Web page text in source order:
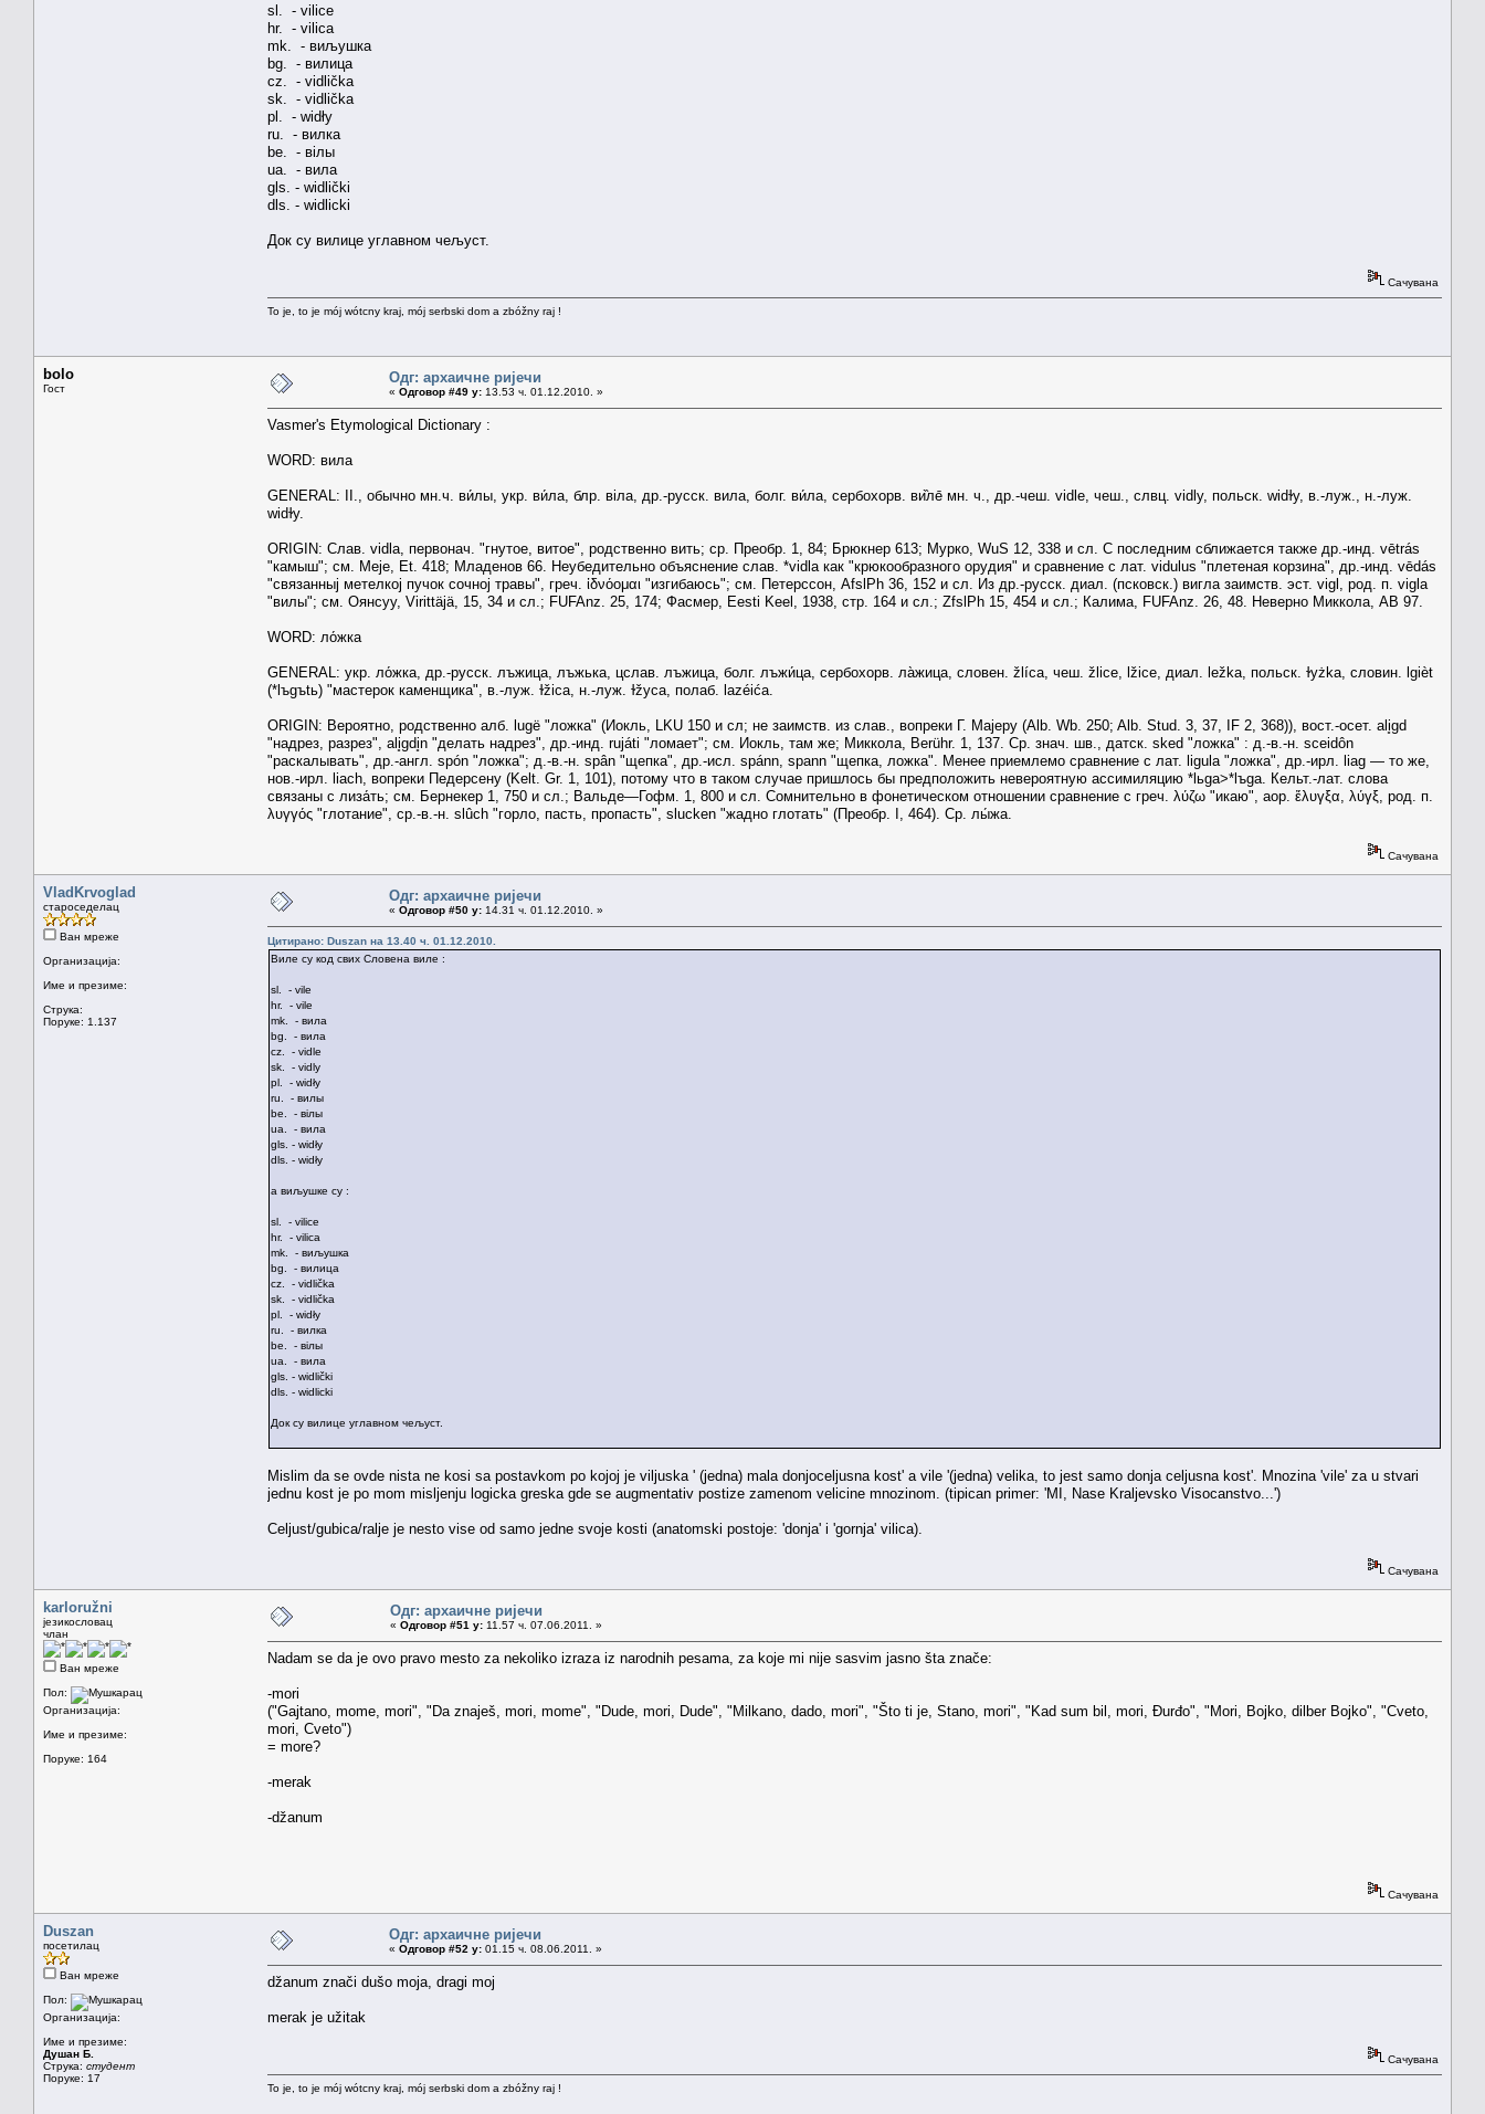
sl. - vilice
hr. - vilicа
mk. - виљушка
bg. - вилица
cz. - vidlička
sk. - vidlička
pl. - widły
ru. - вилка
be. - вілы
ua. - вила
gls. - widlički
dls. - widlicki
Док су вилице углавном чељуст.
Сачувана
To je, to je mój wótcny kraj, mój serbski dom a zbóžny raj !
bolo
Гост
Одг: архаичне ријечи
« Одговор #49 у: 13.53 ч. 01.12.2010. »
Vasmer's Etymological Dictionary :
WORD: вила
GENERAL: II., обычно мн.ч. ви́лы, укр. ви́ла, блр. вiла, др.-русск. вила, болг. ви́ла, сербохорв. ви̏ле̄ мн. ч., др.-чеш. vidle, чеш., слвц. vidly, польск. widɫy, в.-луж., н.-луж.
widɫy.
ORIGIN: Слав. vidla, первонач. "гнутое, витое", родственно вить; ср. Преобр. 1, 84; Брюкнер 613; Мурко, WuS 12, 338 и сл. С последним сближается также др.-инд. vētrás
"камыш"; см. Меjе, Et. 418; Младенов 66. Неубедительно объяснение слав. *vidla как "крюкообразного орудия" и сравнение с лат. vidulus "плетеная корзина", др.-инд. vēdás
"связанныj метелкоj пучок сочноj травы", греч. ἰδνόομαι "изгибаюсь"; см. Петерссон, AfslPh 36, 152 и сл. Из др.-русск. диал. (псковск.) вигла заимств. эст. vigl, род. п. vigla
"вилы"; см. Оянсуу, Virittäjä, 15, 34 и сл.; FUFAnz. 25, 174; Фасмер, Eesti Keel, 1938, стр. 164 и сл.; ZfslPh 15, 454 и сл.; Калима, FUFAnz. 26, 48. Неверно Миккола, АВ 97.
WORD: ло́жка
GENERAL: укр. ло́жка, др.-русск. лъжица, лъжька, цслав. лъжица, болг. лъжи́ца, сербохорв. ла̀жица, словен. žlíса, чеш. žliсе, lžiсе, диал. lеžkа, польск. ɫуżkа, словин. lgièt
(*lъgъtь) "мастерок каменщика", в.-луж. ɫžiса, н.-луж. ɫžуса, полаб. lazéića.
ORIGIN: Вероятно, родственно алб. lugë "ложка" (Иокль, LKU 150 и сл; не заимств. из слав., вопреки Г. Маjеру (Alb. Wb. 250; Alb. Stud. 3, 37, IF 2, 368)), вост.-осет. ali̥gd
"надрез, разрез", ali̥gdi̥n "делать надрез", др.-инд. rujáti "ломает"; см. Иокль, там же; Миккола, Berühr. 1, 137. Ср. знач. шв., датск. sked "ложка" : д.-в.-н. sceidôn
"раскалывать", др.-англ. spón "ложка"; д.-в.-н. spân "щепка", др.-исл. spánn, sраnn "щепка, ложка". Менее приемлемо сравнение с лат. ligulа "ложка", др.-ирл. liag — то же,
нов.-ирл. liach, вопреки Педерсену (Kelt. Gr. 1, 101), потому что в таком случае пришлось бы предположить невероятную ассимиляцию *lьgа>*lъgа. Кельт.-лат. слова
связаны с лиза́ть; см. Бернекер 1, 750 и сл.; Вальде—Гофм. 1, 800 и сл. Сомнительно в фонетическом отношении сравнение с греч. λύζω "икаю", аор. ἔλυγξα, λύγξ, род. п.
λυγγός "глотание", ср.-в.-н. slûch "горло, пасть, пропасть", slucken "жадно глотать" (Преобр. I, 464). Ср. лы́жа.
Сачувана
VladKrvoglad
староседелац
Ван мреже
Организација:
Име и презиме:
Струка:
Поруке: 1.137
Одг: архаичне ријечи
« Одговор #50 у: 14.31 ч. 01.12.2010. »
Цитирано: Duszan на 13.40 ч. 01.12.2010.
Виле су код свих Словена виле :
sl. - vile
hr. - vile
mk. - вила
bg. - вила
cz. - vidle
sk. - vidly
pl. - widły
ru. - вилы
be. - вілы
ua. - вила
gls. - widły
dls. - widły
а виљушке су :
sl. - vilice
hr. - vilicа
mk. - виљушка
bg. - вилица
cz. - vidlička
sk. - vidlička
pl. - widły
ru. - вилка
be. - вілы
ua. - вила
gls. - widlički
dls. - widlicki
Док су вилице углавном чељуст.
Mislim da se ovde nista ne kosi sa postavkom po kojoj je viljuska ' (jedna) mala donjoceljusna kost' a vile '(jedna) velika, to jest samo donja celjusna kost'. Mnozina 'vile' za u stvari
jednu kost je po mom misljenju logicka greska gde se augmentativ postize zamenom velicine mnozinom. (tipican primer: 'MI, Nase Kraljevsko Visocanstvo...')
Celjust/gubica/ralje je nesto vise od samo jedne svoje kosti (anatomski postoje: 'donja' i 'gornja' vilica).
Сачувана
karloružni
језикословац
члан
Ван мреже
Пол:
Организација:
Име и презиме:
Поруке: 164
Одг: архаичне ријечи
« Одговор #51 у: 11.57 ч. 07.06.2011. »
Nadam se da je ovo pravo mesto za nekoliko izraza iz narodnih pesama, za koje mi nije sasvim jasno šta znače:
-mori
("Gajtano, mome, mori", "Da znaješ, mori, mome", "Dude, mori, Dude", "Milkano, dado, mori", "Što ti je, Stano, mori", "Kad sum bil, mori, Đurđo", "Mori, Bojko, dilber Bojko", "Cveto,
mori, Cveto")
= more?
-merak
-džanum
Сачувана
Duszan
посетилац
Ван мреже
Пол:
Организација:
Име и презиме:
Душан Б.
Струка: студент
Поруке: 17
Одг: архаичне ријечи
« Одговор #52 у: 01.15 ч. 08.06.2011. »
džanum znači dušo moja, dragi moj
merak je užitak
Сачувана
To je, to je mój wótcny kraj, mój serbski dom a zbóžny raj !